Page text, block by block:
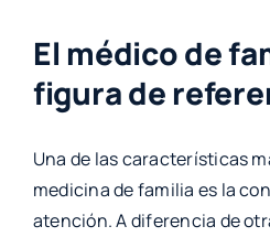
El médico de
figura de
Una de las características
medicina de familia es la
atención. A diferencia de